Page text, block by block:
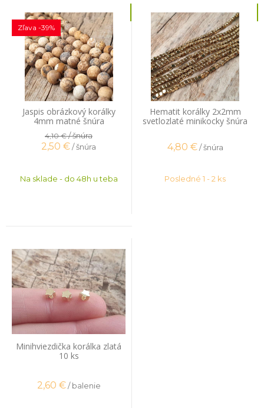
Jaspis obrázkový korálky
4mm matné šnúra
Zľava -39%
4,10 €/ šnúra
2,50 €/ šnúra
Na sklade - do 48h u teba
Hematit korálky 2x2mm
svetlozlaté minikocky šnúra
4,80 € / šnúra
Posledné 1 - 2 ks
Minihviezdička korálka zlatá
10 ks
2,60 € / balenie